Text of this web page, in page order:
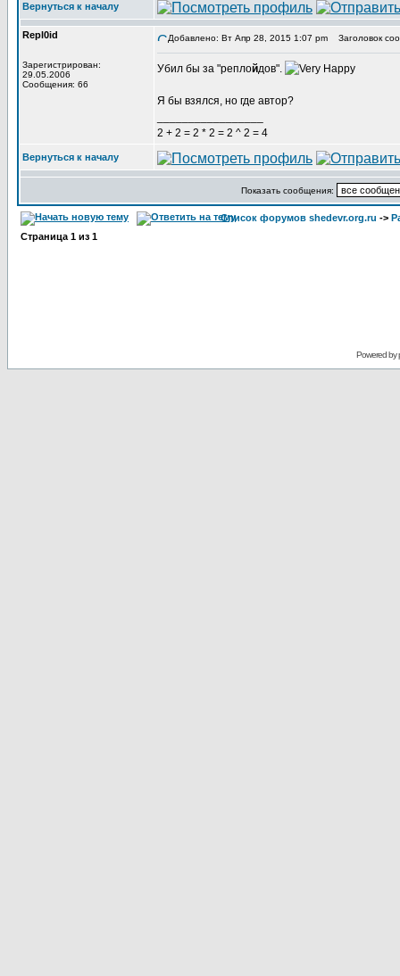
Вернуться к началу
Repl0id
Зарегистрирован:
29.05.2006
Сообщения: 66
Добавлено: Вт Апр 28, 2015 1:07 pm Заголовок
Убил бы за "реплойдов".
Я бы взялся, но где автор?
2 + 2 = 2 * 2 = 2 ^ 2 = 4
Вернуться к началу
Показать сообщения:
Список форумов shedevr.org.ru ->
Страница 1 из 1
Powered by